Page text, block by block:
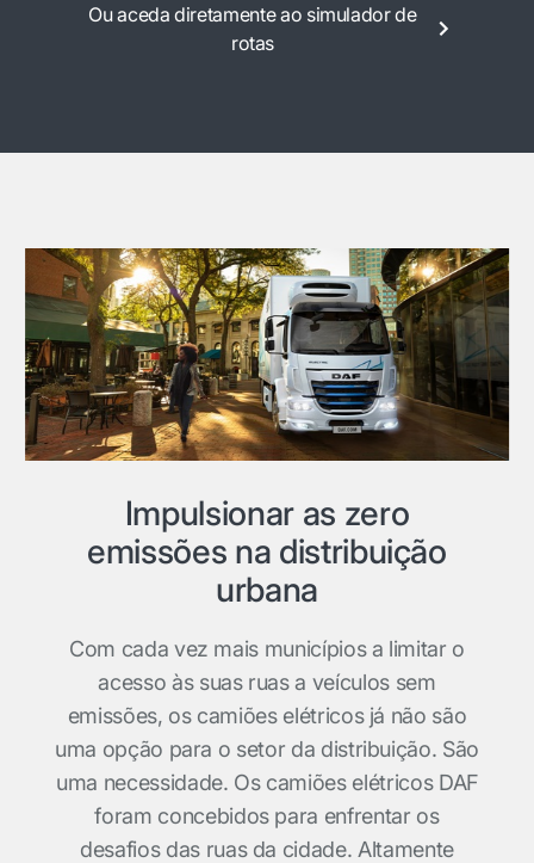
Ou aceda diretamente ao simulador de
rotas
Impulsionar as zero
emissões na distribuição
urbana
Com cada vez mais municípios a limitar o
acesso às suas ruas a veículos sem
emissões, os camiões elétricos já não são
uma opção para o setor da distribuição. São
uma necessidade. Os camiões elétricos DAF
foram concebidos para enfrentar os
desafios das ruas da cidade. Altamente